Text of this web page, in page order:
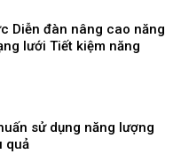
Diễn đàn nâng cao năng
lưới Tiết kiệm năng
sử dụng năng lượng
quả